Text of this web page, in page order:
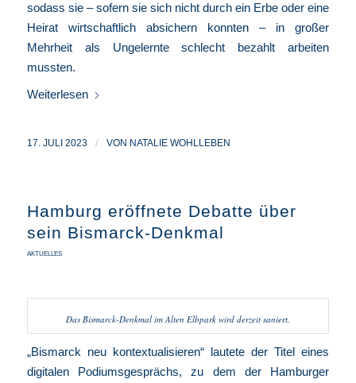
sodass sie – sofern sie sich nicht durch ein Erbe oder eine
Heirat wirtschaftlich absichern konnten – in großer
Mehrheit als Ungelernte schlecht bezahlt arbeiten
mussten.
Weiterlesen
17. JULI 2023 / VON NATALIE WOHLLEBEN
Hamburg eröffnete Debatte über
sein Bismarck-Denkmal
AKTUELLES
Das Bismarck-Denkmal im Alten Elbpark wird derzeit saniert.
„Bismarck neu kontextualisieren“ lautete der Titel eines
digitalen Podiumsgesprächs, zu dem der Hamburger